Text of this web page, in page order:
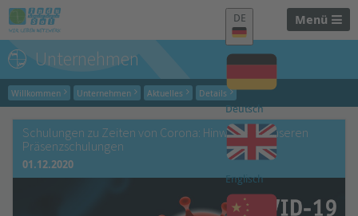
Menü
DE
Deutsch
Englisch
Unternehmen
Willkommen Unternehmen Aktuelles Details
Schulungen zu Zeiten von Corona: Hinweise zu unseren
Präsenzschulungen
01.12.2020